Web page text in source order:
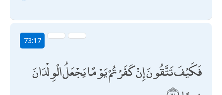
73:17
فَكَيْفَ تَتَّقُونَ إِنْ كَفَرْتُمْ يَوْمًا يَجْعَلُ الْوِلْدَانَ